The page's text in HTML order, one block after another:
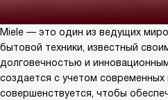
Miele — это один из ведущих
бытовой техники, известный
долговечностью и
создается с учетом
совершенствуется, чтобы